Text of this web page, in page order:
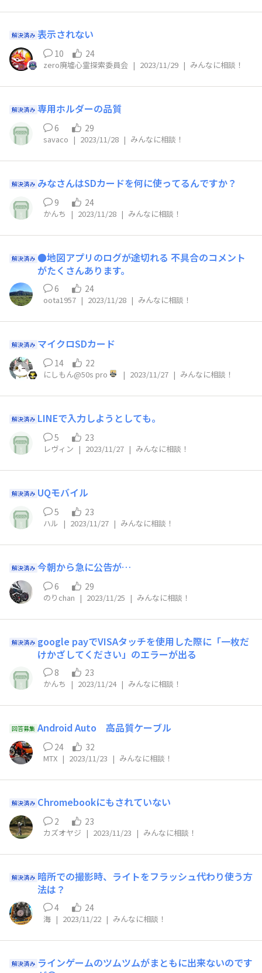
解決済み 表示されない
10 24
zero廃墟心霊探索委員会 | 2023/11/29 | みんなに相談！
解決済み 専用ホルダーの品質
6 29
savaco | 2023/11/28 | みんなに相談！
解決済み みなさんはSDカードを何に使ってるんですか？
9 24
かんち | 2023/11/28 | みんなに相談！
解決済み ●地図アプリのログが途切れる 不具合のコメント
がたくさんあります。
6 24
oota1957 | 2023/11/28 | みんなに相談！
解決済み マイクロSDカード
14 22
にしもん@50s pro | 2023/11/27 | みんなに相談！
解決済み LINEで入力しようとしても。
5 23
レヴィン | 2023/11/27 | みんなに相談！
解決済み UQモバイル
5 23
ハル | 2023/11/27 | みんなに相談！
解決済み 今朝から急に公告が…
6 29
のりchan | 2023/11/25 | みんなに相談！
解決済み google payでVISAタッチを使用した際に「一枚だ
けかざしてください」のエラーが出る
8 23
かんち | 2023/11/24 | みんなに相談！
回答募集 Android Auto 高品質ケーブル
24 32
MTX | 2023/11/23 | みんなに相談！
解決済み Chromebookにもされていない
2 23
カズオヤジ | 2023/11/23 | みんなに相談！
解決済み 暗所での撮影時、ライトをフラッシュ代わり使う方
法は？
4 24
海 | 2023/11/22 | みんなに相談！
解決済み ラインゲームのツムツムがまともに出来ないのです